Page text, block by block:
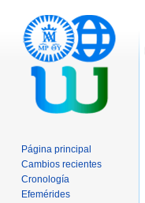
Página principal
Cambios recientes
Cronología
Efemérides